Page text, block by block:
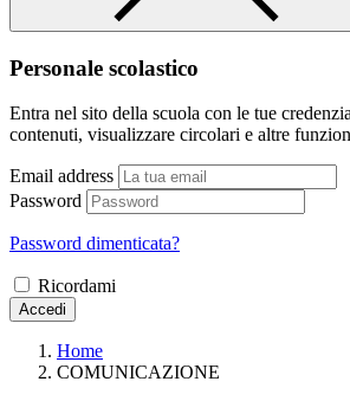
Personale scolastico
Entra nel sito della scuola con le tue
contenuti, visualizzare circolari e altre
Email address
Password
Password dimenticata?
Ricordami
Accedi
Home
COMUNICAZIONE